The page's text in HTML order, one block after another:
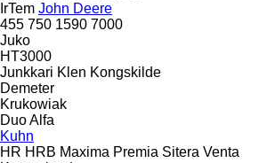
IrTem John Deere
455 750 1590 7000
Juko
HT3000
Junkkari Klen Kongskilde
Demeter
Krukowiak
Duo Alfa
Kuhn
HR HRB Maxima Premia Sitera Venta